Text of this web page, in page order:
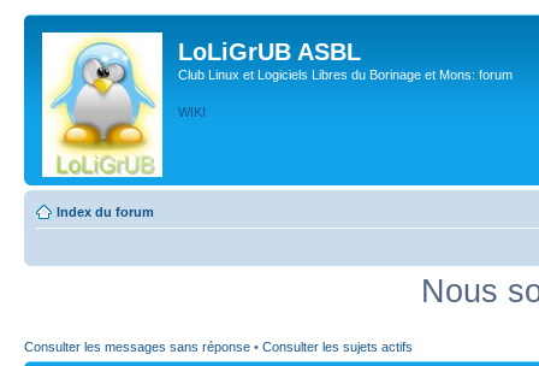
LoLiGrUB ASBL
Club Linux et Logiciels Libres du Borinage et Mons: forum
WIKI
Index du forum
Nous
Consulter les messages sans réponse • Consulter les sujets actifs